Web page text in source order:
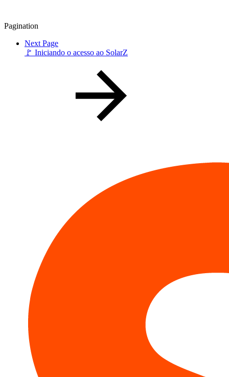
Pagination
Next Page
🚩 Iniciando o acesso ao SolarZ